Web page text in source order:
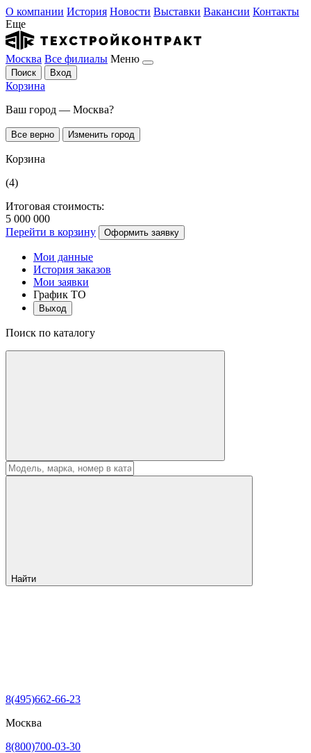
О компании История Новости Выставки Вакансии Контакты
Еще
Москва Все филиалы Меню
Поиск Вход
Корзина
Ваш город — Москва?
Все верно Изменить город
Корзина
(4)
Итоговая стоимость:
5 000 000
Перейти в корзину
Оформить заявку
Мои данные
История заказов
Мои заявки
График ТО
Выход
Поиск по каталогу
Найти
8(495)662-66-23
Москва
8(800)700-03-30